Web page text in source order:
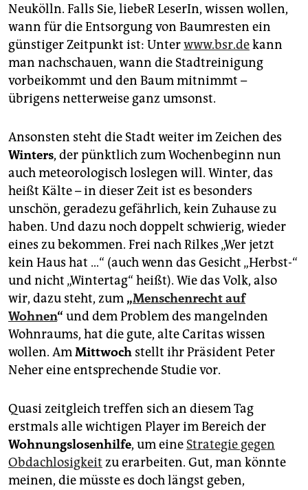
Neukölln. Falls Sie, liebeR LeserIn, wissen wollen,
wann für die Entsorgung von Baumresten ein
günstiger Zeitpunkt ist: Unterwww.bsr.dekann
man nachschauen, wann die Stadtreinigung
vorbeikommt und den Baum mitnimmt –
übrigens netterweise ganz umsonst.
Ansonsten steht die Stadt weiter im Zeichen des
Winters, der pünktlich zum Wochenbeginn nun
auch meteorologisch loslegen will. Winter, das
heißt Kälte – in dieser Zeit ist es besonders
unschön, geradezu gefährlich, kein Zuhause zu
haben. Und dazu noch doppelt schwierig, wieder
eines zu bekommen. Frei nach Rilkes „Wer jetzt
kein Haus hat …“ (auch wenn das Gesicht „Herbst-“
und nicht „Wintertag“ heißt). Wie das Volk, also
wir, dazu steht, zum „Menschenrecht auf
Wohnen“ und dem Problem des mangelnden
Wohnraums, hat die gute, alte Caritas wissen
wollen. AmMittwoch stellt ihr Präsident Peter
Neher eine entsprechende Studie vor.
Quasi zeitgleich treffen sich an diesem Tag
erstmals alle wichtigen Player im Bereich der
Wohnungslosenhilfe, um eine Strategie gegen
Obdachlosigkeit zu erarbeiten. Gut, man könnte
meinen, die müsste es doch längst geben,